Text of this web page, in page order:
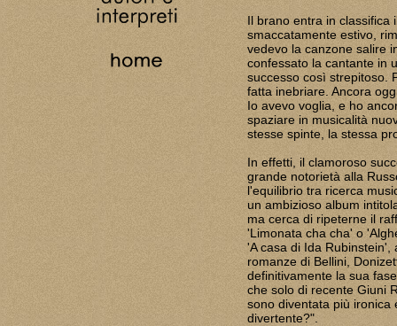
Il brano entra in classifica
smaccatamente estivo,
vedevo la canzone salire
confessato la cantante in
successo così strepitoso.
fatta inebriare. Ancora
Io avevo voglia, e ho
spaziare in musicalità
stesse spinte, la stessa
In effetti, il clamoroso
grande notorietà alla
l'equilibrio tra ricerca
un ambizioso album
ma cerca di ripeterne il
'Limonata cha cha' o
'A casa di Ida
romanze di Bellini,
definitivamente la sua
che solo di recente Giuni
sono diventata più ironica
divertente?".